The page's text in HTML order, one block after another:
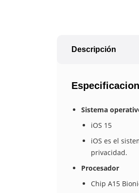
Descripción
Sistema
iOS 15
iOS es el
privacidad.
Procesador
Chip A15